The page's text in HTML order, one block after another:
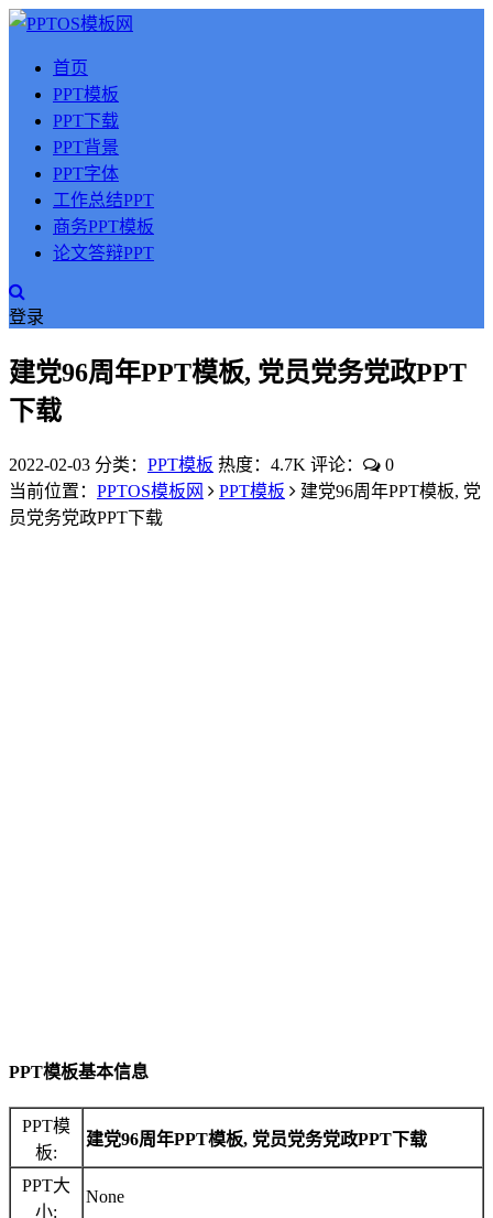
首页
PPT模板
PPT下载
PPT背景
PPT字体
工作总结PPT
商务PPT模板
论文答辩PPT
登录
建党96周年PPT模板, 党员党务党政PPT
下载
2022-02-03 分类： PPT模板 热度：4.7K 评论：
0
当前位置： PPTOS模板网 PPT模板
建党96周年PPT模板, 党
员党务党政PPT下载
PPT模板基本信息
PPT模
板:
建党96周年PPT模板, 党员党务党政PPT下载
PPT大
小:
None